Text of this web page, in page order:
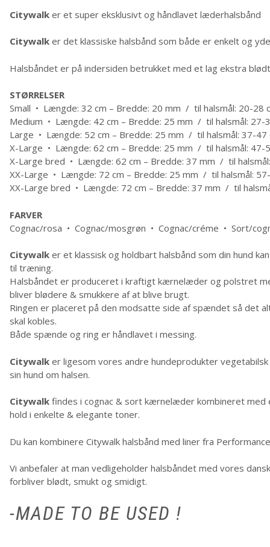
Citywalk er et super eksklusivt og håndlavet læderhalsbånd
Citywalk er det klassiske halsbånd som både er enkelt og
Halsbåndet er på indersiden betrukket med et lag ekstra
STØRRELSER
Small • Længde: 32 cm – Bredde: 20 mm / til halsmål: 20-28
Medium • Længde: 42 cm – Bredde: 25 mm / til halsmål: 27-
Large • Længde: 52 cm – Bredde: 25 mm / til halsmål: 37-47
X-Large • Længde: 62 cm – Bredde: 25 mm / til halsmål: 47-
X-Large bred • Længde: 62 cm – Bredde: 37 mm / til
XX-Large • Længde: 72 cm – Bredde: 25 mm / til halsmål:
XX-Large bred • Længde: 72 cm – Bredde: 37 mm / til
FARVER
Cognac/rosa • Cognac/mosgrøn • Cognac/créme • Sort/
Citywalk er et klassisk og holdbart halsbånd som din hund
til træning.
Halsbåndet er produceret i kraftigt kærnelæder og polstret
bliver blødere & smukkere af at blive brugt.
Ringen er placeret på den modsatte side af spændet så det
skal kobles.
Både spænde og ring er håndlavet i messing.
Citywalk er ligesom vores andre hundeprodukter
sin hund om halsen.
Citywalk findes i cognac & sort kærnelæder kombineret
hold i enkelte & elegante toner.
Du kan kombinere Citywalk halsbånd med liner fra
Vi anbefaler at man vedligeholder halsbåndet med vores
forbliver blødt, smukt og smidigt.
-MADE TO BE USED !